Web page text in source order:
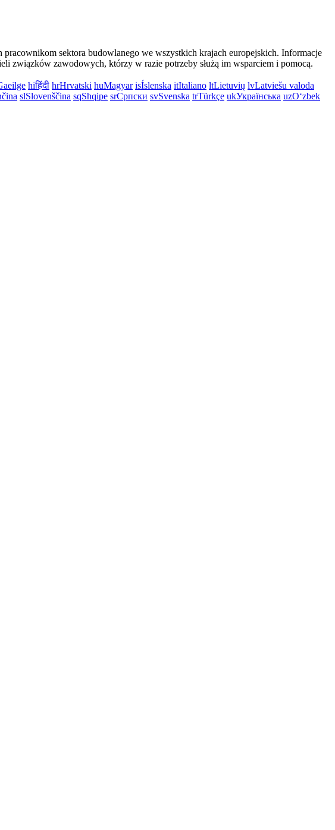
sektora budowlanego we wszystkich krajach europejskich. Informacje
związków zawodowych, którzy w razie potrzeby służą im wsparciem i pomocą.
hiहिंदी hrHrvatski huMagyar isÍslenska itItaliano ltLietuvių lvLatviešu valoda
slSlovenščina sqShqipe srСрпски svSvenska trTürkçe ukУкраїнська uzOʻzbek